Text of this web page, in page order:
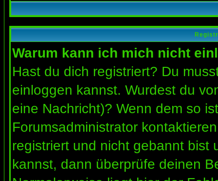
Warum kann ich mich nicht
Hast du dich registriert? Du
einloggen kannst. Wurdest du
eine Nachricht)? Wenn dem so
Forumsadministrator
registriert und nicht gebannt bist
kannst, dann überprüfe deinen